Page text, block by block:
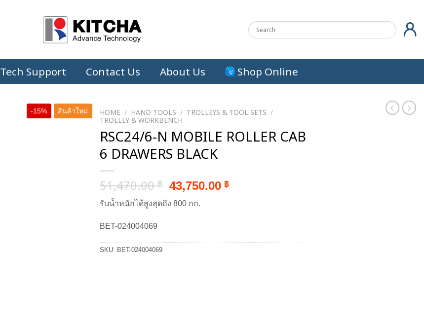
Tech Support Contact Us About Us Shop Online
-15% สินค้าใหม่ HOME / HAND TOOLS / TROLLEYS & TOOL SETS /
TROLLEY & WORKBENCH
RSC24/6-N MOBILE ROLLER CAB
6 DRAWERS BLACK
51,470.00฿ Original
price
was:
43,750.00 ฿Current
รับน้ำหนักได้สูงสุดถึง 800 กก.
BET-024004069
SKU: BET-024004069